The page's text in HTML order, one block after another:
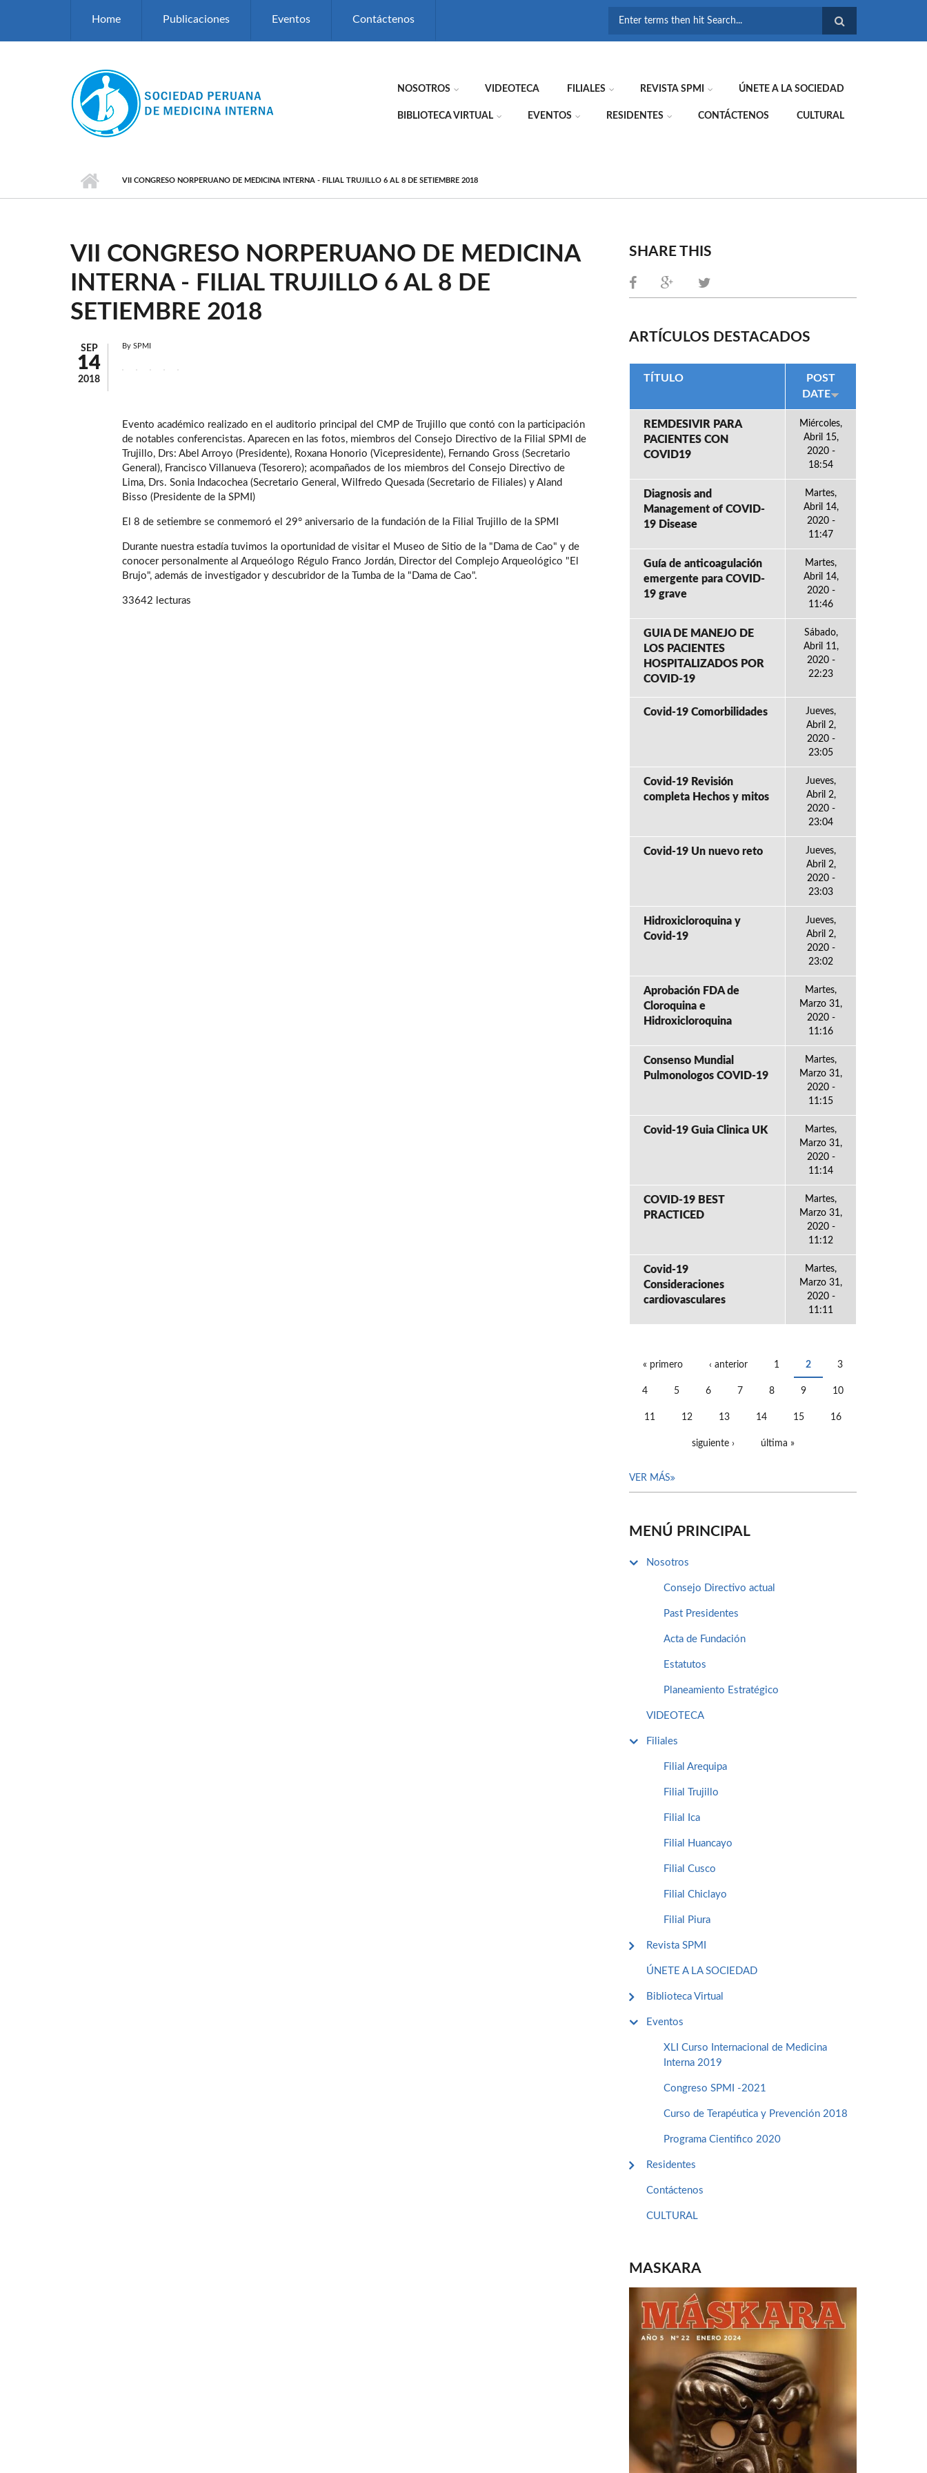
Home Publicaciones Eventos Contáctenos
NOSOTROS VIDEOTECA FILIALES REVISTA SPMI ÚNETE A LA SOCIEDAD
BIBLIOTECA VIRTUAL EVENTOS RESIDENTES CONTÁCTENOS CULTURAL
VII CONGRESO NORPERUANO DE MEDICINA INTERNA - FILIAL TRUJILLO 6 AL 8 DE SETIEMBRE 2018
VII CONGRESO NORPERUANO DE MEDICINA
INTERNA - FILIAL TRUJILLO 6 AL 8 DE
SETIEMBRE 2018
SEP
14
2018
By SPMI
Evento académico realizado en el auditorio principal del CMP de Trujillo que contó con la participación
de notables conferencistas. Aparecen en las fotos, miembros del Consejo Directivo de la Filial SPMI de
Trujillo, Drs: Abel Arroyo (Presidente), Roxana Honorio (Vicepresidente), Fernando Gross (Secretario
General), Francisco Villanueva (Tesorero); acompañados de los miembros del Consejo Directivo de
Lima, Drs. Sonia Indacochea (Secretario General, Wilfredo Quesada (Secretario de Filiales) y Aland
Bisso (Presidente de la SPMI)
El 8 de setiembre se conmemoró el 29° aniversario de la fundación de la Filial Trujillo de la SPMI
Durante nuestra estadía tuvimos la oportunidad de visitar el Museo de Sitio de la "Dama de Cao" y de
conocer personalmente al Arqueólogo Régulo Franco Jordán, Director del Complejo Arqueológico "El
Brujo", además de investigador y descubridor de la Tumba de la "Dama de Cao".
33642 lecturas
SHARE THIS
ARTÍCULOS DESTACADOS
TÍTULO
POST
DATE
REMDESIVIR PARA
PACIENTES CON
COVID19
Miércoles,
Abril 15,
2020 -
18:54
Diagnosis and
Management of COVID-
19 Disease
Martes,
Abril 14,
2020 -
11:47
Guía de anticoagulación
emergente para COVID-
19 grave
Martes,
Abril 14,
2020 -
11:46
GUIA DE MANEJO DE
LOS PACIENTES
HOSPITALIZADOS POR
COVID-19
Sábado,
Abril 11,
2020 -
22:23
Covid-19 Comorbilidades
Jueves,
Abril 2,
2020 -
23:05
Covid-19 Revisión
completa Hechos y mitos
Jueves,
Abril 2,
2020 -
23:04
Covid-19 Un nuevo reto
Jueves,
Abril 2,
2020 -
23:03
Hidroxicloroquina y
Covid-19
Jueves,
Abril 2,
2020 -
23:02
Aprobación FDA de
Cloroquina e
Hidroxicloroquina
Martes,
Marzo 31,
2020 -
11:16
Consenso Mundial
Pulmonologos COVID-19
Martes,
Marzo 31,
2020 -
11:15
Covid-19 Guia Clinica UK
Martes,
Marzo 31,
2020 -
11:14
COVID-19 BEST
PRACTICED
Martes,
Marzo 31,
2020 -
11:12
Covid-19
Consideraciones
cardiovasculares
Martes,
Marzo 31,
2020 -
11:11
« primero ‹ anterior 1 2 3
4 5 6 7 8 9 10
11 12 13 14 15 16
siguiente › última »
VER MÁS
MENÚ PRINCIPAL
Nosotros
Consejo Directivo actual
Past Presidentes
Acta de Fundación
Estatutos
Planeamiento Estratégico
VIDEOTECA
Filiales
Filial Arequipa
Filial Trujillo
Filial Ica
Filial Huancayo
Filial Cusco
Filial Chiclayo
Filial Piura
Revista SPMI
ÚNETE A LA SOCIEDAD
Biblioteca Virtual
Eventos
XLI Curso Internacional de Medicina
Interna 2019
Congreso SPMI -2021
Curso de Terapéutica y Prevención 2018
Programa Cientifico 2020
Residentes
Contáctenos
CULTURAL
MASKARA